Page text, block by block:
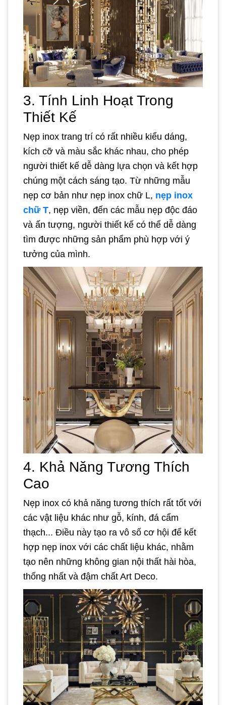
3. Tính Linh Hoạt Trong
Thiết Kế
Nẹp inox trang trí có rất nhiều kiểu dáng,
kích cỡ và màu sắc khác nhau, cho phép
người thiết kế dễ dàng lựa chọn và kết hợp
chúng một cách sáng tạo. Từ những mẫu
nẹp cơ bản như nẹp inox chữ L, nẹp inox
chữ T, nẹp viền, đến các mẫu nẹp độc đáo
và ấn tượng, người thiết kế có thể dễ dàng
tìm được những sản phẩm phù hợp với ý
tưởng của mình.
4. Khả Năng Tương Thích
Cao
Nẹp inox có khả năng tương thích rất tốt với
các vật liệu khác như gỗ, kính, đá cẩm
thạch... Điều này tạo ra vô số cơ hội để kết
hợp nẹp inox với các chất liệu khác, nhằm
tạo nên những không gian nội thất hài hòa,
thống nhất và đậm chất Art Deco.